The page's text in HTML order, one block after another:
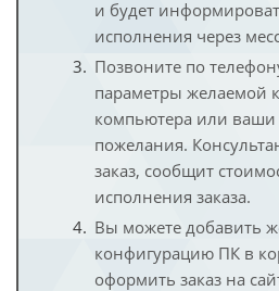
и будет
исполнения через
Позвоните по
параметры желаемой
компьютера или
пожелания.
заказ, сообщит
исполнения заказа.
Вы можете добавить
конфигурацию ПК в
оформить заказ на